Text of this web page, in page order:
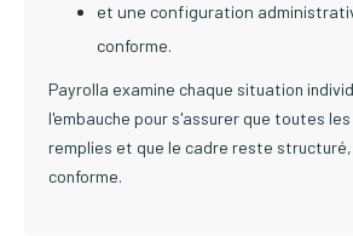
et une configuration
conforme.
Payrolla examine chaque situation
l'embauche pour s'assurer que toutes
remplies et que le cadre reste
conforme.